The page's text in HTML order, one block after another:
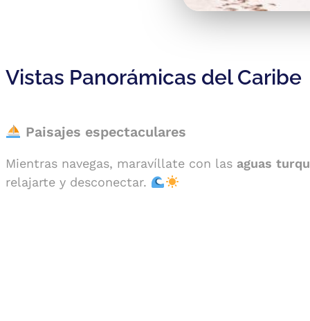
Vistas Panorámicas del Caribe
Paisajes espectaculares
Mientras navegas, maravíllate con las aguas
relajarte y desconectar.